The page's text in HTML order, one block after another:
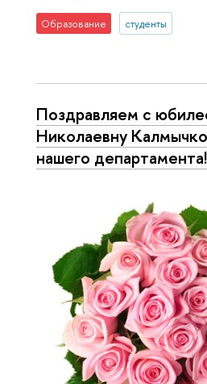
Образование студенты
Поздравляем с
Николаевну
нашего департамента!